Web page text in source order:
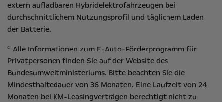
extern aufladbaren Hybridelektrofahrzeugen bei
durchschnittlichem Nutzungsprofil und täglichem Laden
der Batterie.
c Alle Informationen zum E-Auto-Förderprogramm für
Privatpersonen finden Sie auf der Website des
Bundesumweltministeriums. Bitte beachten Sie die
Mindesthaltedauer von 36 Monaten. Eine Laufzeit von 24
Monaten bei KM-Leasingverträgen berechtigt nicht zu